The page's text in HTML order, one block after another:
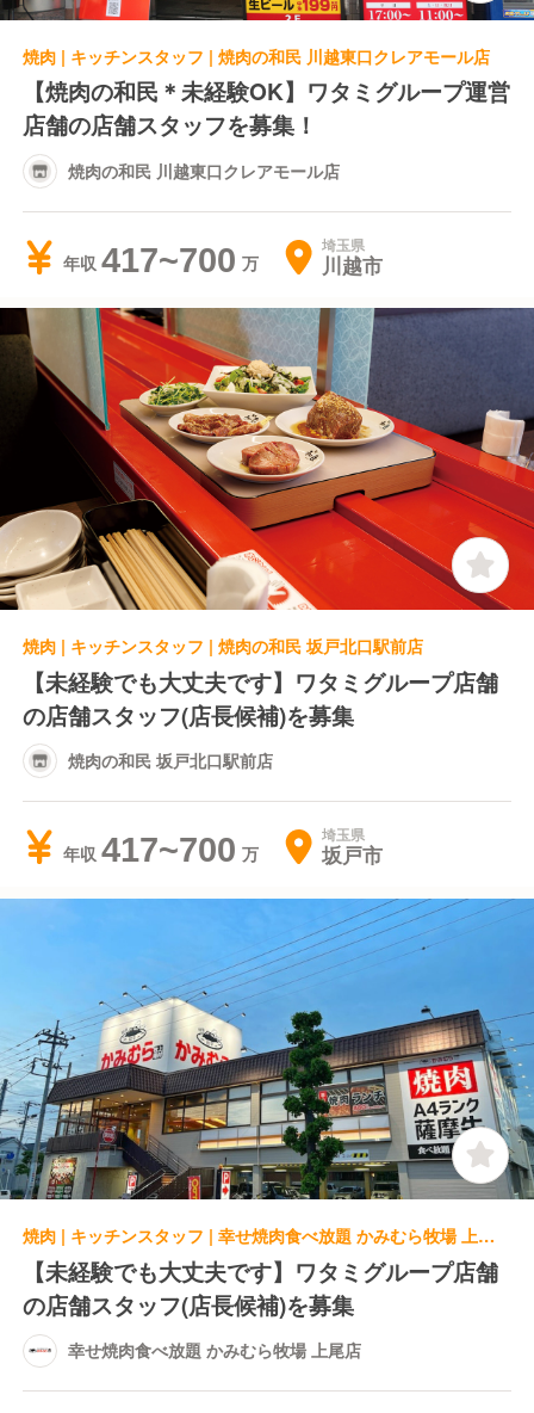
焼肉 | キッチンスタッフ | 焼肉の和民 川越東口クレアモール店
【焼肉の和民＊未経験OK】ワタミグループ運営
店舗の店舗スタッフを募集！
焼肉の和民 川越東口クレアモール店
年収 417~700 埼玉県
川越市
焼肉 | キッチンスタッフ | 焼肉の和民 坂戸北口駅前店
【未経験でも大丈夫です】ワタミグループ店舗
の店舗スタッフ(店長候補)を募集
焼肉の和民 坂戸北口駅前店
年収 417~700 埼玉県
坂戸市
焼肉 | キッチンスタッフ | 幸せ焼肉食べ放題 かみむら牧場 上尾店
【未経験でも大丈夫です】ワタミグループ店舗
の店舗スタッフ(店長候補)を募集
幸せ焼肉食べ放題 かみむら牧場 上尾店